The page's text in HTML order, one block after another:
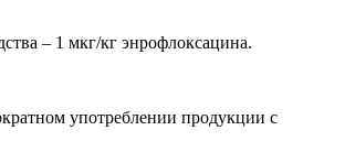
– 1 мкг/кг энрофлоксацина.
употреблении продукции с